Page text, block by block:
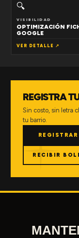
🔍
VISIBILIDAD
OPTIMIZACIÓN
GOOGLE
VER DETALLE ↗
REGISTRA
Sin costo, sin letra
tu barrio.
RECIBIR